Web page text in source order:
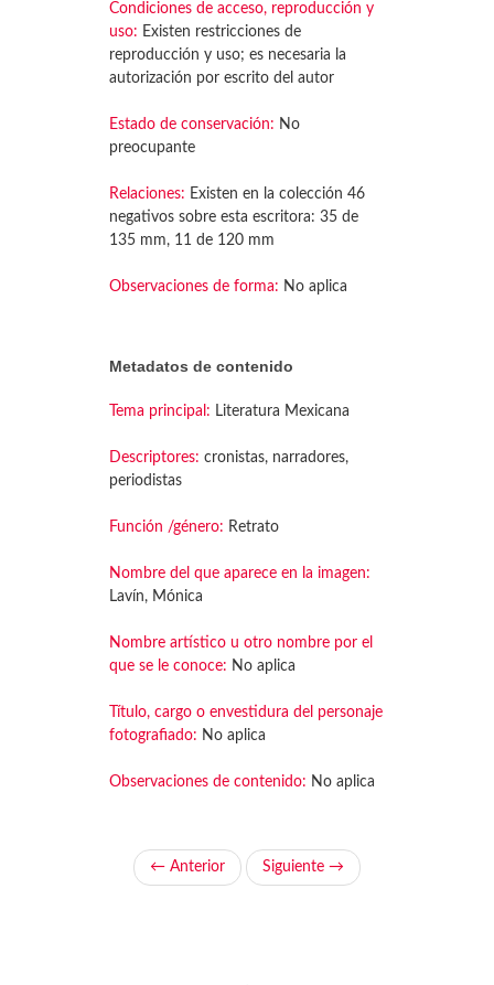
Condiciones de acceso, reproducción y
uso: Existen restricciones de
reproducción y uso; es necesaria la
autorización por escrito del autor
Estado de conservación: No
preocupante
Relaciones: Existen en la colección 46
negativos sobre esta escritora: 35 de
135 mm, 11 de 120 mm
Observaciones de forma: No aplica
Metadatos de contenido
Tema principal: Literatura Mexicana
Descriptores: cronistas, narradores,
periodistas
Función /género: Retrato
Nombre del que aparece en la imagen:
Lavín, Mónica
Nombre artístico u otro nombre por el
que se le conoce: No aplica
Título, cargo o envestidura del personaje
fotografiado: No aplica
Observaciones de contenido: No aplica
← Anterior Siguiente →